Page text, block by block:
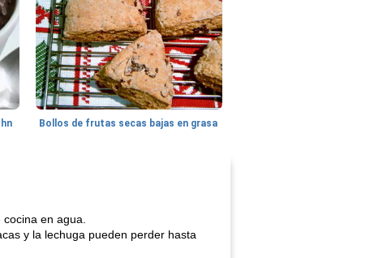
Bollos de frutas secas bajas en grasa
en agua.
y la lechuga pueden perder hasta